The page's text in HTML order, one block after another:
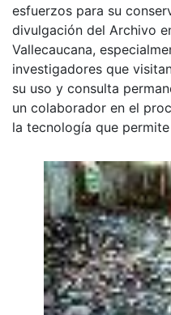
esfuerzos para su
divulgación del Archivo
Vallecaucana,
investigadores que
su uso y consulta
un colaborador en el
la tecnología que